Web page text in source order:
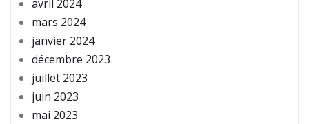
avril 2024
mars 2024
janvier 2024
décembre 2023
juillet 2023
juin 2023
mai 2023